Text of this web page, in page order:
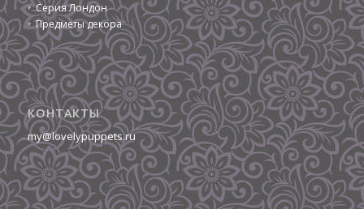
Серия Лондон
Предметы декора
КОНТАКТЫ
my@lovelypuppets.ru